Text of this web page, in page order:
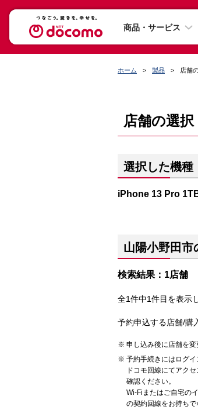
商品・サービス
ホーム 製品 店舗
店舗の選択
選択した機種
iPhone 13 Pro
山陽小野田市
検索結果：1店舗
全1件中1件目を表示
予約申込する店舗/購
申し込み後に店舗を変
予約手続きにはログイ
ドコモ回線にてアク
確認ください。
Wi-Fiまたはご自宅の
の契約回線をお持ちで